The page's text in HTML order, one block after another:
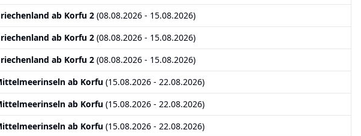
ab Korfu 2 (08.08.2026 - 15.08.2026)
ab Korfu 2 (08.08.2026 - 15.08.2026)
ab Korfu 2 (08.08.2026 - 15.08.2026)
ab Korfu (15.08.2026 - 22.08.2026)
ab Korfu (15.08.2026 - 22.08.2026)
ab Korfu (15.08.2026 - 22.08.2026)